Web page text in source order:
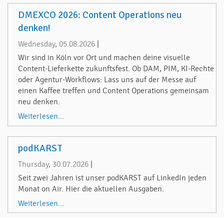
DMEXCO 2026: Content Operations neu
denken!
Wednesday, 05.08.2026
Wir sind in Köln vor Ort und machen deine visuelle
Content-Lieferkette zukunftsfest. Ob DAM, PIM, KI-Rechte
oder Agentur-Workflows: Lass uns auf der Messe auf
einen Kaffee treffen und Content Operations gemeinsam
neu denken.
Weiterlesen...
podKARST
Thursday, 30.07.2026
Seit zwei Jahren ist unser podKARST auf LinkedIn jeden
Monat on Air. Hier die aktuellen Ausgaben.
Weiterlesen...